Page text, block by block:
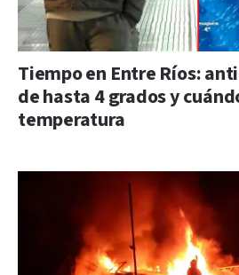
Tiempo en Entre Ríos:
de hasta 4 grados y
temperatura